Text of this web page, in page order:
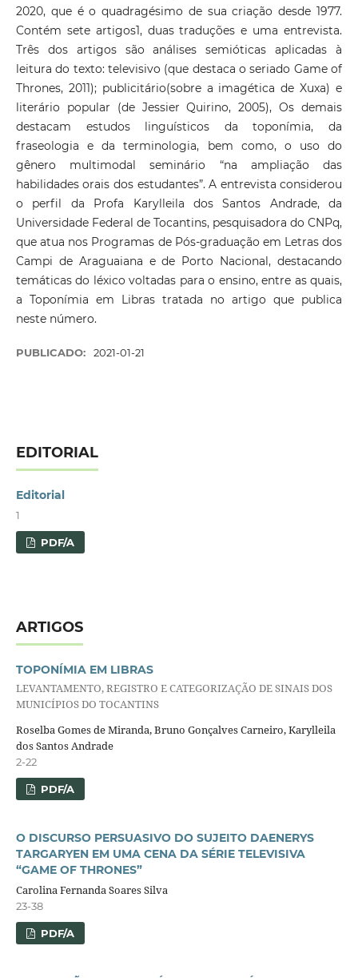
2020, que é o quadragésimo de sua criação desde 1977.
Contém sete artigos1, duas traduções e uma entrevista.
Três dos artigos são análises semióticas aplicadas à
leitura do texto: televisivo (que destaca o seriado Game of
Thrones, 2011); publicitário(sobre a imagética de Xuxa) e
literário popular (de Jessier Quirino, 2005), Os demais
destacam estudos linguísticos da toponímia, da
fraseologia e da terminologia, bem como, o uso do
gênero multimodal seminário “na ampliação das
habilidades orais dos estudantes”. A entrevista considerou
o perfil da Profa Karylleila dos Santos Andrade, da
Universidade Federal de Tocantins, pesquisadora do CNPq,
que atua nos Programas de Pós-graduação em Letras dos
Campi de Araguaiana e de Porto Nacional, destacando
temáticas do léxico voltadas para o ensino, entre as quais,
a Toponímia em Libras tratada no artigo que publica
neste número.
PUBLICADO: 2021-01-21
EDITORIAL
Editorial
1
PDF/A
ARTIGOS
TOPONÍMIA EM LIBRAS
LEVANTAMENTO, REGISTRO E CATEGORIZAÇÃO DE SINAIS DOS
MUNICÍPIOS DO TOCANTINS
Roselba Gomes de Miranda, Bruno Gonçalves Carneiro, Karylleila
dos Santos Andrade
2-22
PDF/A
O DISCURSO PERSUASIVO DO SUJEITO DAENERYS
TARGARYEN EM UMA CENA DA SÉRIE TELEVISIVA
“GAME OF THRONES”
Carolina Fernanda Soares Silva
23-38
PDF/A